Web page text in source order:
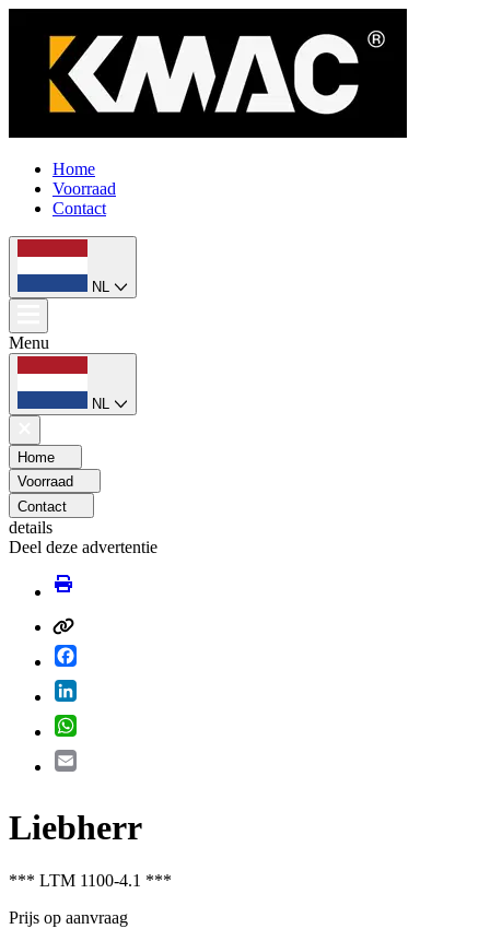
Home
Voorraad
Contact
NL
Menu
NL
Home
Voorraad
Contact
details
Deel deze advertentie
Liebherr
*** LTM 1100-4.1 ***
Prijs op aanvraag